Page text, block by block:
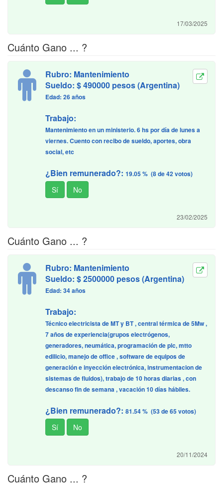
17/03/2025
Cuánto Gano ... ?
Rubro: Mantenimiento
Sueldo: $ 490000 pesos (Argentina)
Edad: 26 años
Trabajo:
Mantenimiento en un ministerio. 6 hs por día de lunes a
viernes. Cuento con recibo de sueldo, aportes, obra
social, etc
¿Bien remunerado?: 19.05 % (8 de 42 votos)
23/02/2025
Cuánto Gano ... ?
Rubro: Mantenimiento
Sueldo: $ 2500000 pesos (Argentina)
Edad: 34 años
Trabajo:
Técnico electricista de MT y BT , central térmica de 5Mw ,
7 años de experiencia(grupos electrógenos,
generadores, neumática, programación de plc, mtto
edilicio, manejo de office , software de equipos de
generación e inyección electrónica, instrumentacion de
sistemas de fluidos), trabajo de 10 horas diarias , con
descanso fin de semana , vacación 10 días hábiles.
¿Bien remunerado?: 81.54 % (53 de 65 votos)
20/11/2024
Cuánto Gano ... ?